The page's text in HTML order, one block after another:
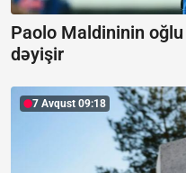
Paolo Maldininin oğlu
dəyişir
7 Avqust 09:18